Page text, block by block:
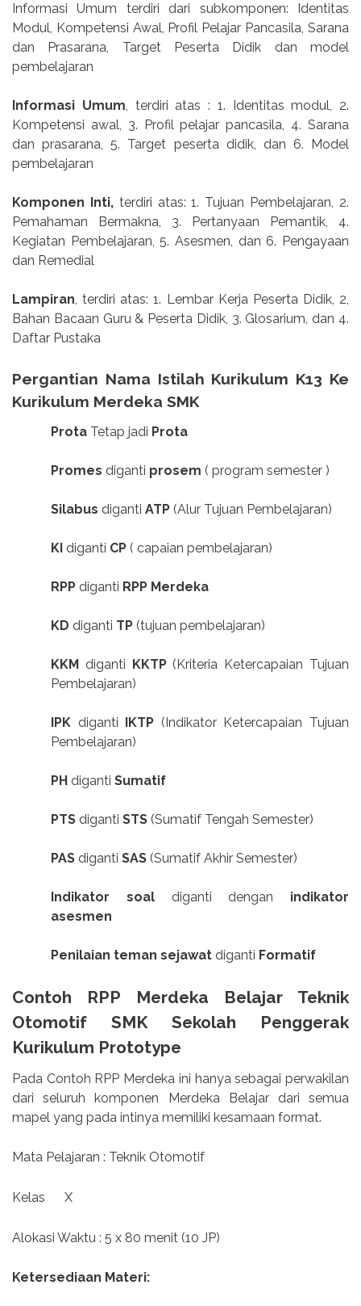
Informasi Umum terdiri dari subkomponen: Identitas
Modul, Kompetensi Awal, Profil Pelajar Pancasila, Sarana
dan Prasarana, Target Peserta Didik dan model
pembelajaran
Informasi Umum, terdiri atas : 1. Identitas modul, 2.
Kompetensi awal, 3. Profil pelajar pancasila, 4. Sarana
dan prasarana, 5. Target peserta didik, dan 6. Model
pembelajaran
Komponen Inti,terdiri atas: 1. Tujuan Pembelajaran, 2.
Pemahaman Bermakna, 3. Pertanyaan Pemantik, 4.
Kegiatan Pembelajaran, 5. Asesmen, dan 6. Pengayaan
dan Remedial
Lampiran, terdiri atas: 1. Lembar Kerja Peserta Didik, 2,
Bahan Bacaan Guru & Peserta Didik, 3. Glosarium, dan 4.
Daftar Pustaka
Pergantian Nama Istilah Kurikulum K13 Ke
Kurikulum Merdeka SMK
Prota Tetap jadi Prota
Promes diganti prosem ( program semester )
Silabus diganti ATP (Alur Tujuan Pembelajaran)
KI diganti CP ( capaian pembelajaran)
RPP diganti RPP Merdeka
KD diganti TP (tujuan pembelajaran)
KKM diganti KKTP(Kriteria Ketercapaian Tujuan
Pembelajaran)
IPK diganti IKTP (Indikator Ketercapaian Tujuan
Pembelajaran)
PH diganti Sumatif
PTS diganti STS (Sumatif Tengah Semester)
PAS diganti SAS (Sumatif Akhir Semester)
Indikator soaldiganti dengan indikator
asesmen
Penilaian teman sejawat diganti Formatif
Contoh RPP Merdeka Belajar Teknik
Otomotif SMK Sekolah Penggerak
Kurikulum Prototype
Pada Contoh RPP Merdeka ini hanya sebagai perwakilan
dari seluruh komponen Merdeka Belajar dari semua
mapel yang pada intinya memiliki kesamaan format.
Mata Pelajaran : Teknik Otomotif
Kelas X
Alokasi Waktu : 5 x 80 menit (10 JP)
Ketersediaan Materi: